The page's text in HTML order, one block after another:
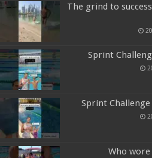
The grind to
Sprint
Sprint
Who